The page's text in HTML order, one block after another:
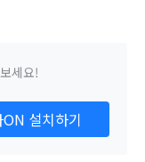
세요!
ON 설치하기